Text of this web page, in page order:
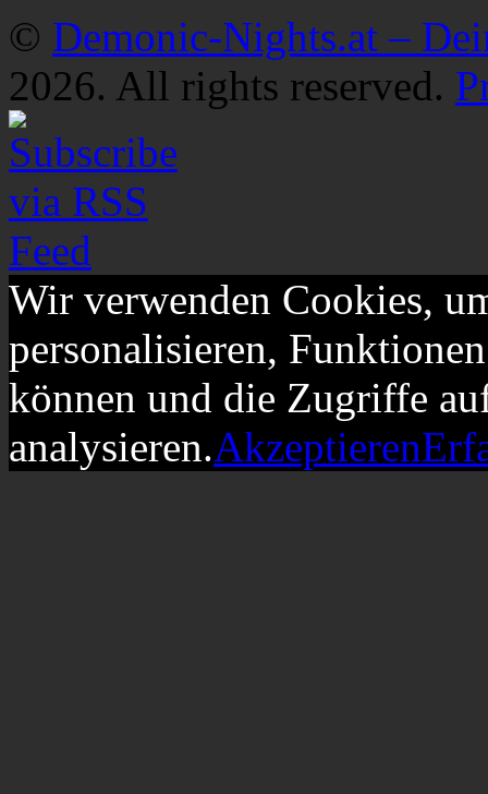
© Demonic-Nights.at –
2026. All rights reserved.
Wir verwenden Cookies,
personalisieren,
können und die Zugriffe
analysieren.Akzeptieren